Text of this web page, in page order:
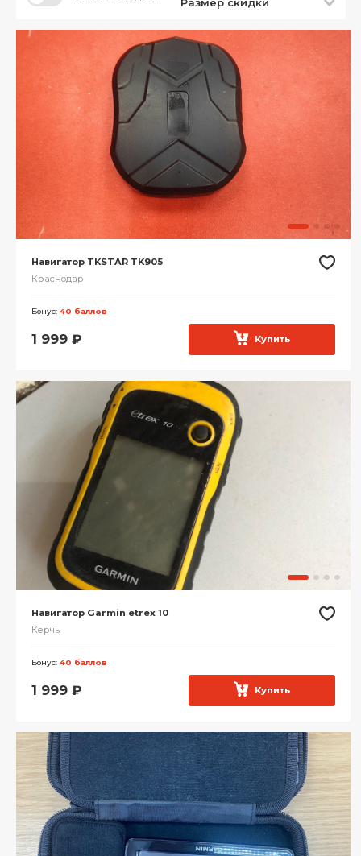
Навигатор TKSTAR TK905
Краснодар
Бонус: 40 баллов
1 999 ₽ Купить
Навигатор Garmin etrex 10
Керчь
Бонус: 40 баллов
1 999 ₽ Купить